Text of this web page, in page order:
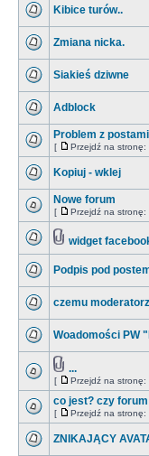
Kibice turów..
Zmiana nicka.
Siakieś dziwne
Adblock
Problem z postami
[ Przejdź na stronę:
Kopiuj - wklej
Nowe forum
[ Przejdź na stronę:
widget
Podpis pod
czemu
Woadomości PW
...
[ Przejdź na stronę:
co jest? czy
[ Przejdź na stronę:
ZNIKAJĄCY